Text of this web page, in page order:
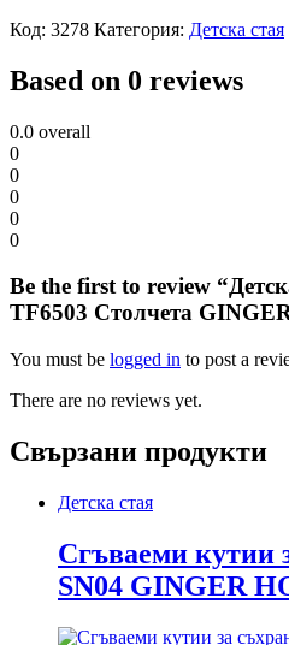
Код: 3278 Категория: Детска стая
Based on 0 reviews
0.0 overall
0
0
0
0
0
Be the first to review
TF6503 Столчета
You must be logged in to post a
There are no reviews yet.
Свързани продукти
Детска стая
Сгъваеми кутии
SN04 GINGER